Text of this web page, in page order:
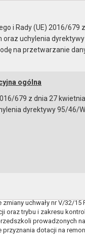
Dostępność
zmiany uchwały nr V/32/
oraz trybu i zakresu
prowadzonych
przyznania dotacji na
i Rady (UE) 2016/
uchylenia
na przetwarzanie
ogólna
679 z dnia 27
dyrektywy 95/46/
celu:
1990 r. o